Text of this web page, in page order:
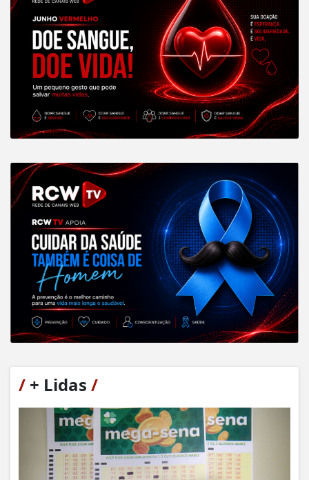
/ + Lidas /